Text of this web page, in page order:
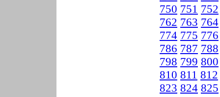
750 751 752
762 763 764
774 775 776
786 787 788
798 799 800
810 811 812
823 824 825